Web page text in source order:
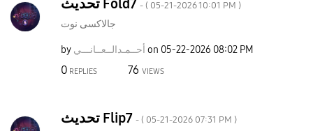
تحديث Fold7 - ( ‎05-21-202610:01 PM )
جالاكسى نوت
by أحــمـدالــعــانـــي on ‎05-22-2026 08:02 PM
0 REPLIES 76 VIEWS
تحديث Flip7 - ( ‎05-21-2026 07:31 PM )